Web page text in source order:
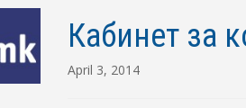
Кабинет за
April 3, 2014